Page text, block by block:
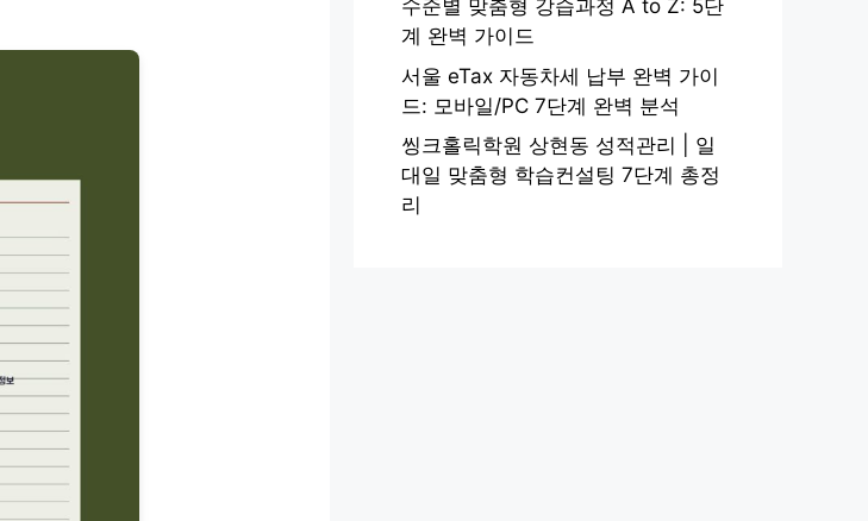
수준별 맞춤형 강습과정 A to Z: 5단
계 완벽 가이드
서울 eTax 자동차세 납부 완벽 가이
드: 모바일/PC 7단계 완벽 분석
씽크홀릭학원 상현동 성적관리 | 일
대일 맞춤형 학습컨설팅 7단계 총정
리